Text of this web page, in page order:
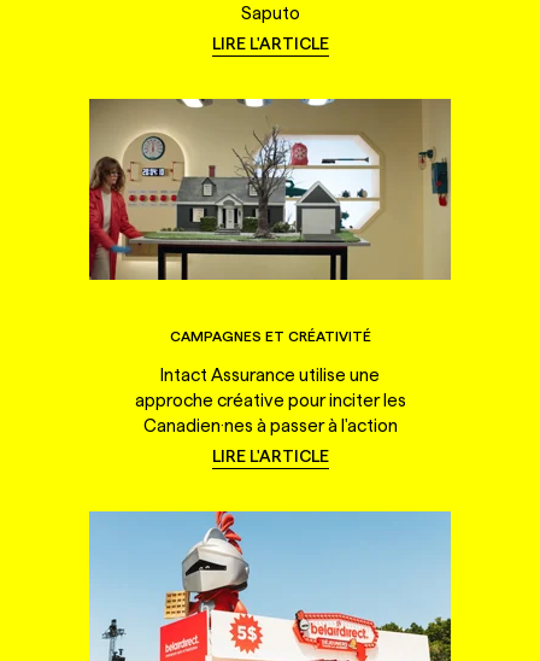
Saputo
LIRE L'ARTICLE
CAMPAGNES ET CRÉATIVITÉ
Intact Assurance utilise une
approche créative pour inciter les
Canadien·nes à passer à l'action
LIRE L'ARTICLE